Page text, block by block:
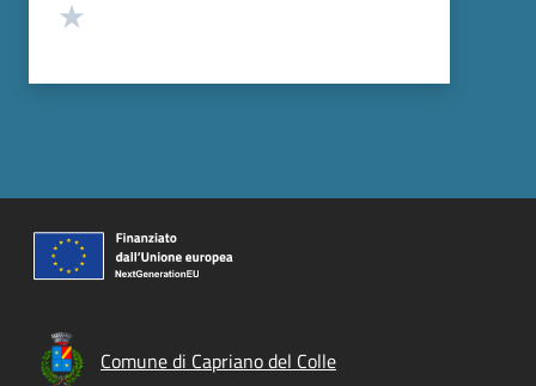
Comune di Capriano del Colle